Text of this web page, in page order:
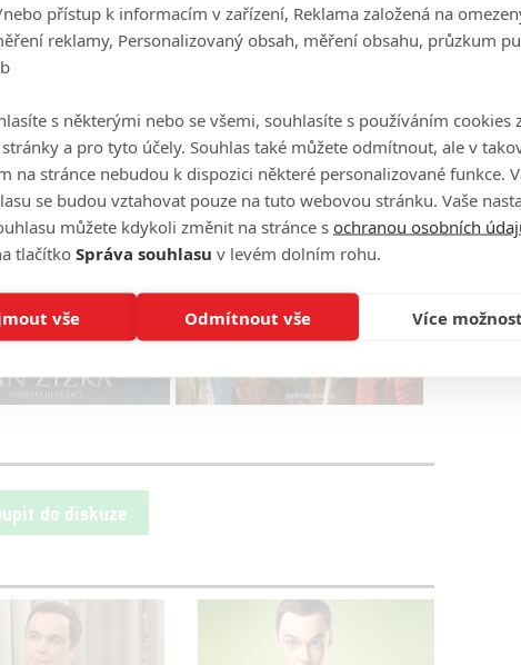
Kevin Sussman v seriálu Teorie velkého třesku
Lauren Lapkus
The Big Bang Theory
a další seriálové hity pod
drobnohledem
do diskuze
přístup k informacím v zařízení, Reklama založená na
reklamy, Personalizovaný obsah, měření obsahu, průzkum
s některými nebo se všemi, souhlasíte s používáním cookies
a pro tyto účely. Souhlas také můžete odmítnout, ale v
na stránce nebudou k dispozici některé personalizované funkce.
se budou vztahovat pouze na tuto webovou stránku. Vaše
můžete kdykoli změnit na stránce sochranou osobních
tlačítkoSpráva souhlasu v levém dolním rohu.
vše Odmítnout vše Více